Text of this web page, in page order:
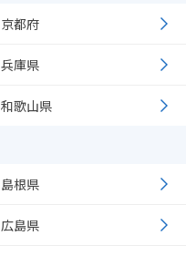
京都府
兵庫県
和歌山県
島根県
広島県